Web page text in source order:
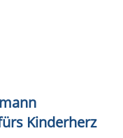
Kinderherz